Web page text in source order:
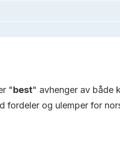
"best" avhenger av både
fordeler og ulemper for